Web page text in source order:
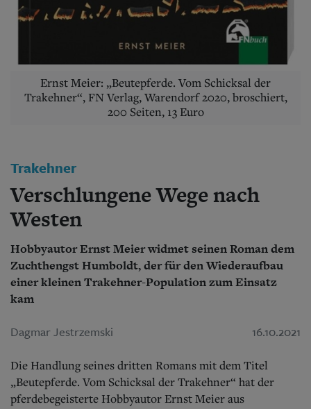
Kontakt
Datenschutz
Ernst Meier: „Beutepferde. Vom Schicksal der
Trakehner“, FN Verlag, Warendorf 2020, broschiert,
200 Seiten, 13 Euro
Trakehner
Verschlungene Wege nach
Westen
Hobbyautor Ernst Meier widmet seinen Roman dem
Zuchthengst Humboldt, der für den Wiederaufbau
einer kleinen Trakehner-Population zum Einsatz
kam
Dagmar Jestrzemski 16.10.2021
Die Handlung seines dritten Romans mit dem Titel
„Beutepferde. Vom Schicksal der Trakehner“ hat der
pferdebegeisterte Hobbyautor Ernst Meier aus